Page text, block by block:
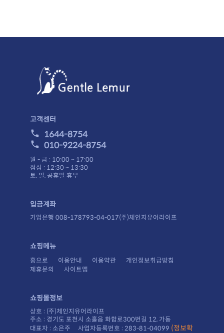
고객센터
1644-8754
010-9224-8754
월 - 금 : 10:00 ~ 17:00
점심 : 12:30 ~ 13:30
토, 일, 공휴일 휴무
입금계좌
기업은행 008-178793-04-017(주)체인지유어라이프
쇼핑메뉴
홈으로 이용안내 이용약관
개인정보취급방침
제휴문의
사이트맵
쇼핑몰정보
상호 : (주)체인지유어라이프
주소 : 경기도 포천시 소홀읍 화합로300번길 12, 가동
대표자 : 소은주 사업자등록번호 : 283-81-04099